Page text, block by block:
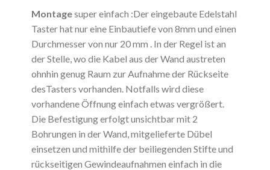
Montagesuper einfach :Der eingebaute Edelstahl
Taster hat nur eine Einbautiefe von 8mm und einen
Durchmesser von nur 20 mm . In der Regel ist an
der Stelle, wo die Kabel aus der Wand austreten
ohnhin genug Raum zur Aufnahme der Rückseite
desTasters vorhanden. Notfalls wird diese
vorhandene Öffnung einfach etwas vergrößert.
Die Befestigung erfolgt unsichtbar mit 2
Bohrungen in der Wand, mitgelieferte Dübel
einsetzen und mithilfe der beiliegenden Stifte und
rückseitigen Gewindeaufnahmen einfach in die